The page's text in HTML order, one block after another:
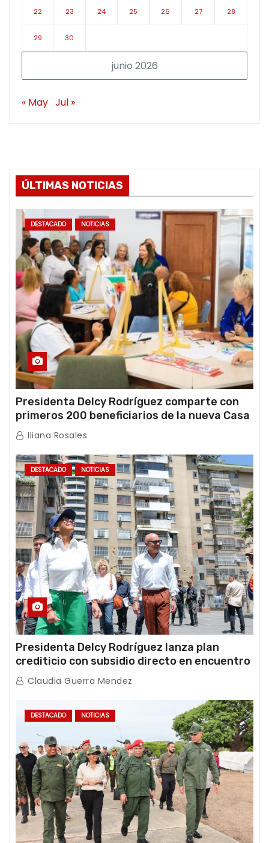
junio 2026
22 23 24 25 26 27 28
29 30
« May Jul »
ÚLTIMAS NOTICIAS
DESTACADO NOTICIAS
Presidenta Delcy Rodríguez comparte con
primeros 200 beneficiarios de la nueva Casa
de los Abuelos “La Primavera” en Caracas
Iliana Rosales
DESTACADO NOTICIAS
Presidenta Delcy Rodríguez lanza plan
crediticio con subsidio directo en encuentro
con Juntas de Condominio
Claudia Guerra Mendez
DESTACADO NOTICIAS